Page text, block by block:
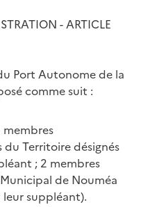
- ARTICLE
Port Autonome de la
comme suit :
membres
Territoire désignés
; 2 membres
de Nouméa
leur suppléant).